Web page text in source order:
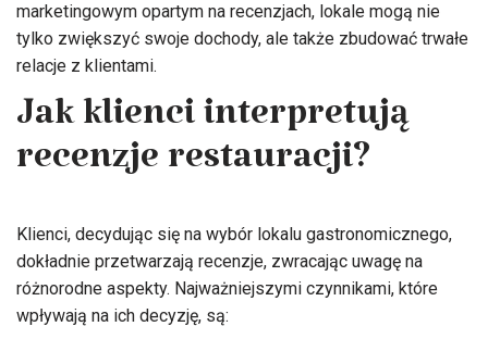
marketingowym opartym na recenzjach, lokale mogą nie
tylko zwiększyć swoje dochody, ale także zbudować trwałe
relacje z klientami.
Jak klienci interpretują
recenzje restauracji?
Klienci, decydując się na wybór lokalu gastronomicznego,
dokładnie przetwarzają recenzje, zwracając uwagę na
różnorodne aspekty. Najważniejszymi czynnikami, które
wpływają na ich decyzję, są: